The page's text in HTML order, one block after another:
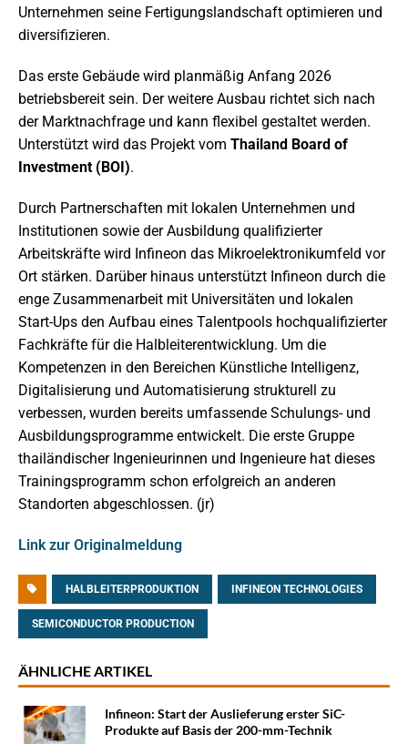
Unternehmen seine Fertigungslandschaft optimieren und
diversifizieren.
Das erste Gebäude wird planmäßig Anfang 2026
betriebsbereit sein. Der weitere Ausbau richtet sich nach
der Marktnachfrage und kann flexibel gestaltet werden.
Unterstützt wird das Projekt vom Thailand Board of
Investment (BOI).
Durch Partnerschaften mit lokalen Unternehmen und
Institutionen sowie der Ausbildung qualifizierter
Arbeitskräfte wird Infineon das Mikroelektronikumfeld vor
Ort stärken. Darüber hinaus unterstützt Infineon durch die
enge Zusammenarbeit mit Universitäten und lokalen
Start-Ups den Aufbau eines Talentpools hochqualifizierter
Fachkräfte für die Halbleiterentwicklung. Um die
Kompetenzen in den Bereichen Künstliche Intelligenz,
Digitalisierung und Automatisierung strukturell zu
verbessen, wurden bereits umfassende Schulungs- und
Ausbildungsprogramme entwickelt. Die erste Gruppe
thailändischer Ingenieurinnen und Ingenieure hat dieses
Trainingsprogramm schon erfolgreich an anderen
Standorten abgeschlossen. (jr)
Link zur Originalmeldung
HALBLEITERPRODUKTION INFINEON TECHNOLOGIES
SEMICONDUCTOR PRODUCTION
ÄHNLICHE ARTIKEL
Infineon: Start der Auslieferung erster SiC-
Produkte auf Basis der 200-mm-Technik